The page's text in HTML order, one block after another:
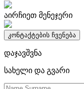
აირჩიეთ მენეჯერი
კონტაქტების ჩვენება
დაჯავშვნა
სახელი და გვარი